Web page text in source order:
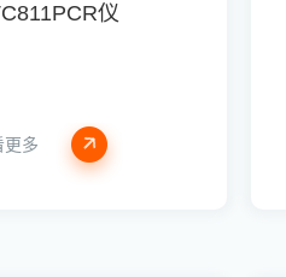
仪
更多